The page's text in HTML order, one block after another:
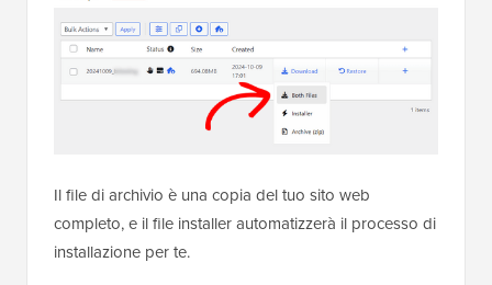
Il file di archivio è una copia del tuo sito web
completo, e il file installer automatizzerà il processo di
installazione per te.